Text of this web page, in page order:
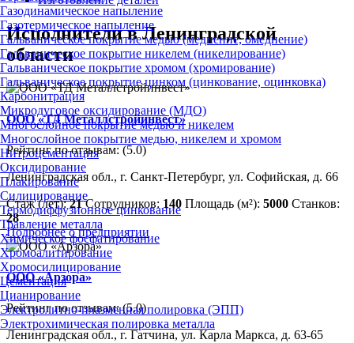
Газодинамическое напыление
Газотермическое напыление
Гальваническое покрытие медью (меднение, омеднение)
Гальваническое покрытие никелем (никелирование)
Гальваническое покрытие хромом (хромирование)
Гальваническое покрытие цинком (цинкование, оцинковка)
Карбонитрация
Микродуговое оксидирование (МДО)
Многослойное покрытие медью и никелем
Многослойное покрытие медью, никелем и хромом
Нитроцементация
Оксидирование
Плакирование
Силицирование
Термодиффузионное цинкование
Травление металла
Химическое фосфатирование
Хромоалитирование
Хромосилицирование
Цементация
Цианирование
Электролитно-плазменная полировка (ЭПП)
Электрохимическая полировка металла
Исполнители в Ленинградской
области
ООО «ТД Металлстройинвест»
Рейтинг по отзывам: (5.0)
Ленинградская обл., г. Санкт-Петербург, ул. Софийская, д. 66
Стаж (лет):21 Сотрудников: 140 Площадь (м²): 5000 Станков:
28
Подробнее о предприятии
ООО «Арзора»
Рейтинг по отзывам:(5.0)
Ленинградская обл., г. Гатчина, ул. Карла Маркса, д. 63-65